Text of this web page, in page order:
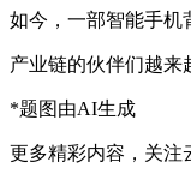
如今，一部智能手机
产业链的伙伴们越来
*题图由AI生成
更多精彩内容，关注